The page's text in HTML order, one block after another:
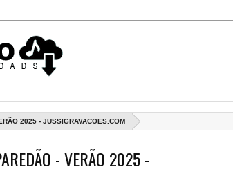
2025 - JUSSIGRAVACOES.COM
- VERÃO 2025 -